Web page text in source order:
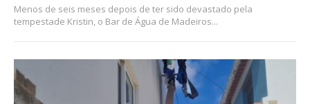
Menos de seis meses depois de ter sido devastado pela
tempestade Kristin, o Bar de Água de Madeiros...